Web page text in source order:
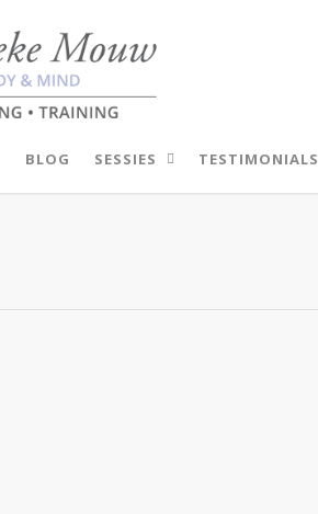
BLOG SESSIES TESTIMONIALS